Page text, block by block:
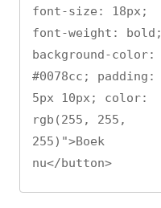
font-size: 18px;
font-weight: bold;
background-color:
#0078cc; padding:
5px 10px; color:
rgb(255, 255,
255)">Boek
nu</button>